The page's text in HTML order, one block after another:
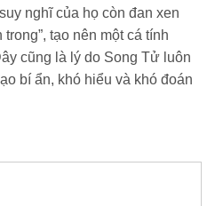
nghĩ của họ còn đan xen
tạo nên một cá tính
cũng là lý do Song Tử luôn
bí ẩn, khó hiểu và khó đoán